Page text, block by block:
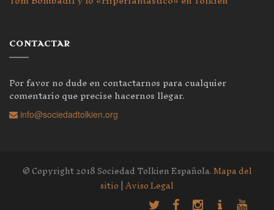
CONTACTAR
Por favor no dude en contactarnos para cualquier
comentario que precise hacernos llegar.
info@sociedadtolkien.org
© Copyright 2018 Sociedad Tolkien Española.Mapa del
sitio|Aviso Legal